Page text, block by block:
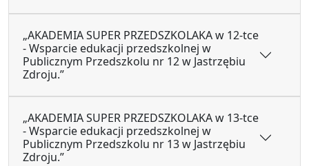
„AKADEMIA SUPER PRZEDSZKOLAKA w 12-tce
- Wsparcie edukacji przedszkolnej w
Publicznym Przedszkolu nr 12 w Jastrzębiu
Zdroju.”
„AKADEMIA SUPER PRZEDSZKOLAKA w 13-tce
- Wsparcie edukacji przedszkolnej w
Publicznym Przedszkolu nr 13 w Jastrzębiu
Zdroju.”